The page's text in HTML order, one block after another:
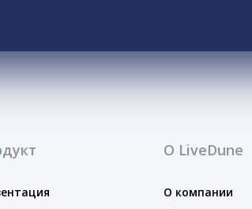
О LiveDune
О компании